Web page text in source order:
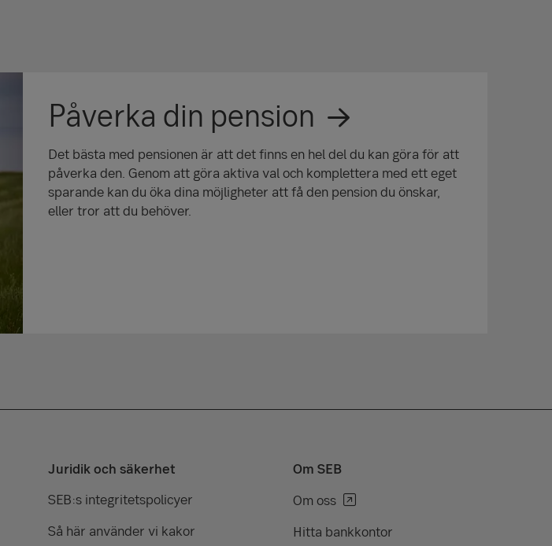
Påverka din pension
Det bästa med pensionen är att det finns en hel del du kan göra för att
påverka den. Genom att göra aktiva val och komplettera med ett eget
sparande kan du öka dina möjligheter att få den pension du önskar,
eller tror att du behöver.
Juridik och säkerhet
SEB:s integritetspolicyer
Så här använder vi kakor
Om SEB
Om oss
Hitta bankkontor